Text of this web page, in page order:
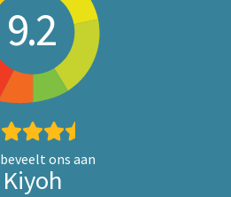
9.2
beveelt ons aan
Kiyoh